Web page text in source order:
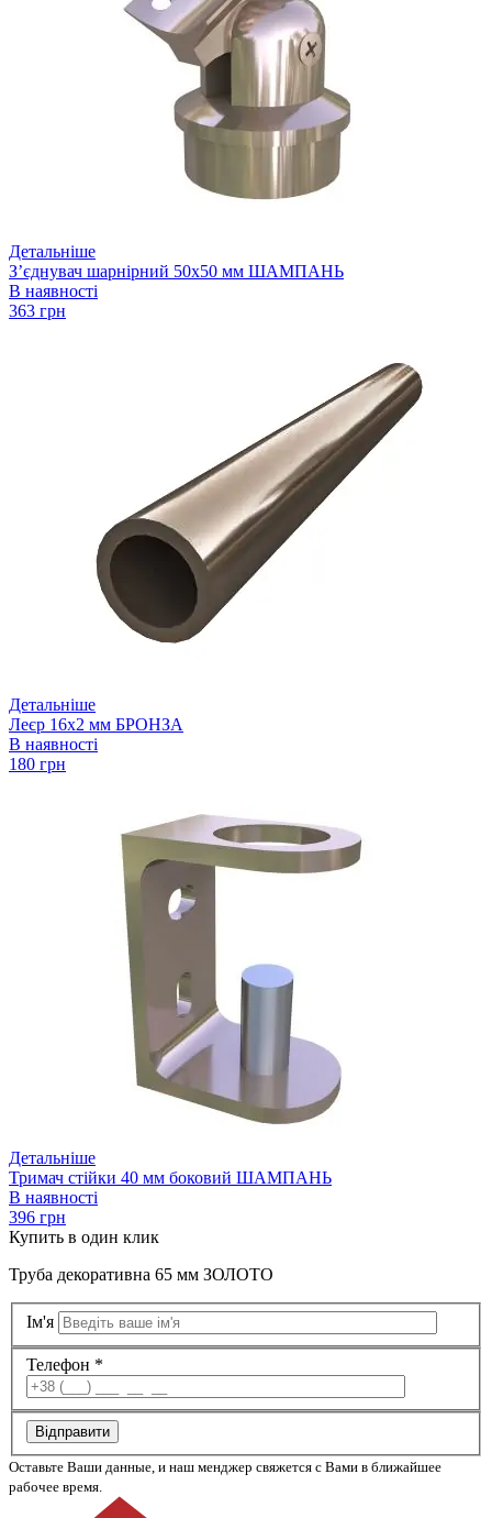
Детальніше
З’єднувач шарнірний 50х50 мм ШАМПАНЬ
В наявності
363 грн
Детальніше
Леєр 16х2 мм БРОНЗА
В наявності
180 грн
Детальніше
Тримач стійки 40 мм боковий ШАМПАНЬ
В наявності
396 грн
Купить в один клик
Труба декоративна 65 мм ЗОЛОТО
Ім'я
Телефон *
Відправити
Оставьте Ваши данные, и наш менджер свяжется с Вами в ближайшее
рабочее время.